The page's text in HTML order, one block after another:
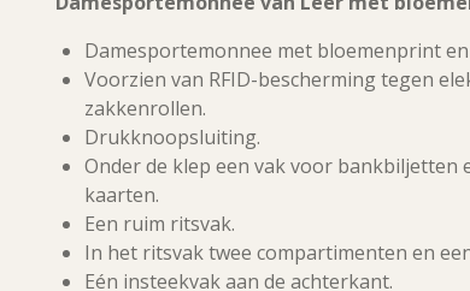
Damesportemonnee met bloemenprint
Voorzien van RFID-bescherming tegen
zakkenrollen.
Drukknoopsluiting.
Onder de klep een vak voor bankbiljetten
kaarten.
Een ruim ritsvak.
In het ritsvak twee compartimenten en
Eén insteekvak aan de achterkant.